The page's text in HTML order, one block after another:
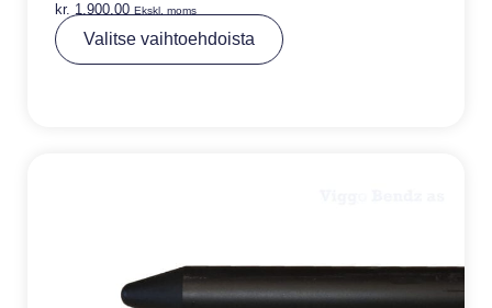
kr. 1.900,00 Ekskl. moms
Valitse vaihtoehdoista